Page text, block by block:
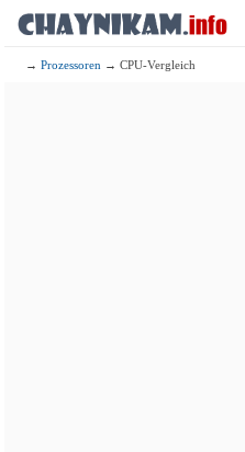
→Prozessoren → CPU-Vergleich